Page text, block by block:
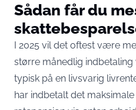
Sådan får du
I 2025 vil det oftest være
større månedlig indbetaling
typisk på en livsvarig
har indbetalt det